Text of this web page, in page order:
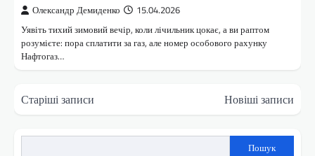
Олександр Демиденко 15.04.2026
Уявіть тихий зимовий вечір, коли лічильник цокає, а ви раптом
розумієте: пора сплатити за газ, але номер особового рахунку
Нафтогаз…
Навігація
за
записами
Старіші записи Новіші записи
Пошук